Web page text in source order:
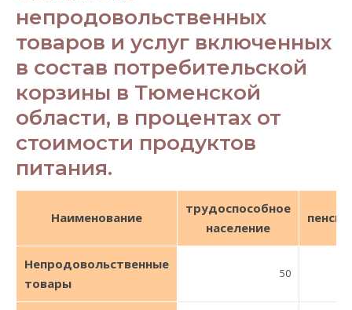
непродовольственных
товаров и услуг включенных
в состав потребительской
корзины в Тюменской
области, в процентах от
стоимости продуктов
питания.
Наименование
трудоспособное
население
Непродовольственные
товары
50